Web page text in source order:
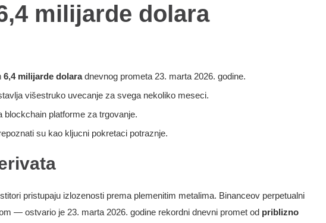
milijarde dolara
6,4 milijarde dolaradnevnog prometa 23. marta 2026. godine.
višestruko uvecanje za svega nekoliko meseci.
platforme za trgovanje.
su kao kljucni pokretaci potraznje.
pristupaju izlozenosti prema plemenitim metalima. Binanceov perpetualni
— ostvario je 23. marta 2026. godine rekordni dnevni promet od priblizno